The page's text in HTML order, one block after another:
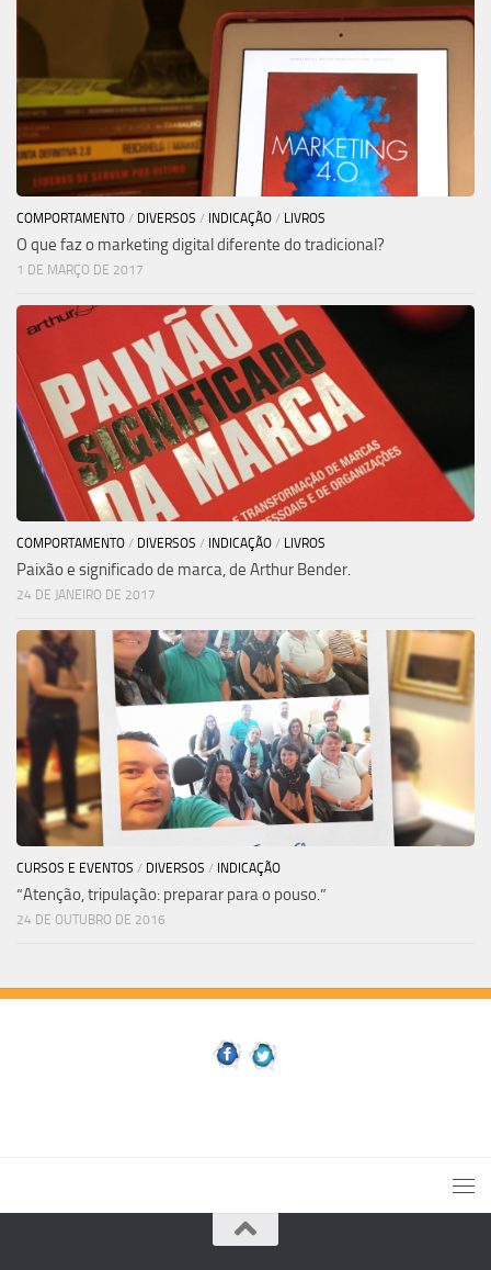
COMPORTAMENTO / DIVERSOS / INDICAÇÃO / LIVROS
O que faz o marketing digital diferente do tradicional?
1 DE MARÇO DE 2017
COMPORTAMENTO / DIVERSOS / INDICAÇÃO / LIVROS
Paixão e significado de marca, de Arthur Bender.
24 DE JANEIRO DE 2017
CURSOS E EVENTOS / DIVERSOS / INDICAÇÃO
“Atenção, tripulação: preparar para o pouso.”
24 DE OUTUBRO DE 2016